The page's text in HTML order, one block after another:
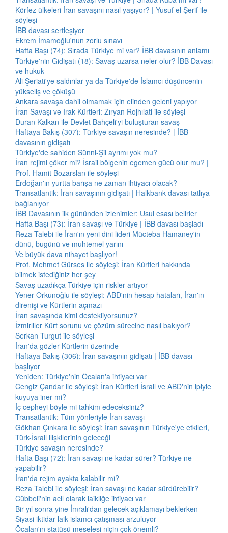
Körfez ülkeleri İran savaşını nasıl yaşıyor? | Yusuf el Şerif ile
söyleşi
İBB davası sertleşiyor
Ekrem İmamoğlu'nun zorlu sınavı
Hafta Başı (74): Sırada Türkiye mi var? İBB davasının anlamı
Türkiye'nin Gidişatı (18): Savaş uzarsa neler olur? İBB Davası
ve hukuk
Ali Şeriati'ye saldırılar ya da Türkiye'de İslamcı düşüncenin
yükseliş ve çöküşü
Ankara savaşa dahil olmamak için elinden geleni yapıyor
İran Savaşı ve Irak Kürtleri: Zıryan Rojhılati ile söyleşi
Duran Kalkan ile Devlet Bahçeli'yi buluşturan savaş
Haftaya Bakış (307): Türkiye savaşın neresinde? | İBB
davasının gidişatı
Türkiye'de sahiden Sünni-Şii ayrımı yok mu?
İran rejimi çöker mi? İsrail bölgenin egemen gücü olur mu? |
Prof. Hamit Bozarslan ile söyleşi
Erdoğan'ın yurtta barışa ne zaman ihtiyacı olacak?
Transatlantik: İran savaşının gidişatı | Halkbank davası tatlıya
bağlanıyor
İBB Davasının ilk gününden izlenimler: Usul esası belirler
Hafta Başı (73): İran savaşı ve Türkiye | İBB davası başladı
Reza Talebi ile İran'ın yeni dini lideri Mücteba Hamaney'in
dünü, bugünü ve muhtemel yarını
Ve büyük dava nihayet başlıyor!
Prof. Mehmet Gürses ile söyleşi: İran Kürtleri hakkında
bilmek istediğiniz her şey
Savaş uzadıkça Türkiye için riskler artıyor
Yener Orkunoğlu ile söyleşi: ABD'nin hesap hataları, İran'ın
direnişi ve Kürtlerin açmazı
İran savaşında kimi destekliyorsunuz?
İzmirliler Kürt sorunu ve çözüm sürecine nasıl bakıyor?
Serkan Turgut ile söyleşi
İran'da gözler Kürtlerin üzerinde
Haftaya Bakış (306): İran savaşının gidişatı | İBB davası
başlıyor
Yeniden: Türkiye'nin Öcalan'a ihtiyacı var
Cengiz Çandar ile söyleşi: İran Kürtleri İsrail ve ABD'nin ipiyle
kuyuya iner mi?
İç cepheyi böyle mi tahkim edeceksiniz?
Transatlantik: Tüm yönleriyle İran savaşı
Gökhan Çınkara ile söyleşi: İran savaşının Türkiye'ye etkileri,
Türk-İsrail ilişkilerinin geleceği
Türkiye savaşın neresinde?
Hafta Başı (72): İran savaşı ne kadar sürer? Türkiye ne
yapabilir?
İran'da rejim ayakta kalabilir mi?
Reza Talebi ile söyleşi: İran savaşı ne kadar sürdürebilir?
Cübbeli'nin acil olarak laikliğe ihtiyacı var
Bir yıl sonra yine İmralı'dan gelecek açıklamayı beklerken
Siyasi iktidar laik-islamcı çatışması arzuluyor
Öcalan'ın statüsü meselesi niçin çok önemli?